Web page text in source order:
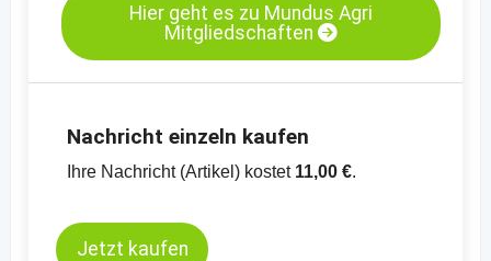
Hier geht es zu Mundus Agri
Mitgliedschaften
Nachricht einzeln kaufen
Ihre Nachricht (Artikel) kostet 11,00 €.
Jetzt kaufen